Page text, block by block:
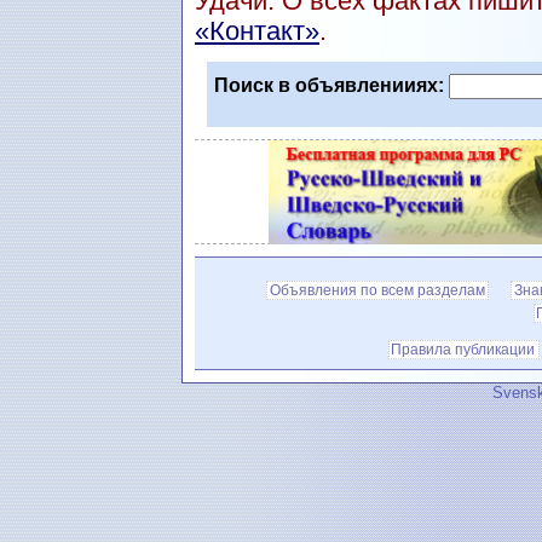
«Контакт».
Поиск в объявленииях:
Объявления по всем разделам
Правила публикации